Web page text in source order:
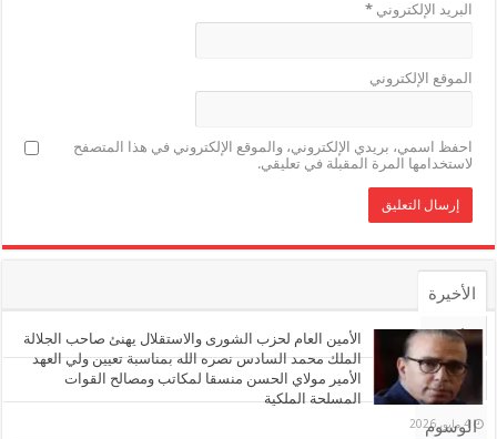
البريد الإلكتروني*
الموقع الإلكتروني
احفظ اسمي، بريدي الإلكتروني، والموقع الإلكتروني في هذا المتصفح
لاستخدامها المرة المقبلة في تعليقي.
الأخيرة
الأشهر
تعليقات
الوسوم
الأمين العام لحزب الشورى والاستقلال يهنئ صاحب الجلالة
الملك محمد السادس نصره الله بمناسبة تعيين ولي العهد
الأمير مولاي الحسن منسقا لمكاتب ومصالح القوات
المسلحة الملكية
4 مايو، 2026